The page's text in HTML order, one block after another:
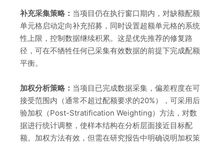
补充采集策略： 当项目仍在执行窗口期内，对缺额配额
单元格启动定向补充招募，同时设置超额单元格的系统
性上限，控制数据继续积累。这是优先推荐的修复路
径，可在不牺牲任何已采集有效数据的前提下完成配额
平衡。
加权分析策略： 当项目已完成数据采集，偏差程度在可
接受范围内（通常不超过配额要求的20%），可采用后
验加权（Post-Stratification Weighting）方法，对数
据进行统计调整，使样本结构在分析层面接近目标配
额。加权方法有效，但需在研究报告中明确说明加权策